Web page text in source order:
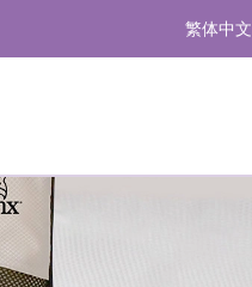
繁体中文